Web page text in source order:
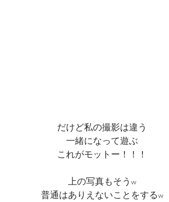
だけど私の撮影は違う
一緒になって遊ぶ
これがモットー！！！
上の写真もそうw
普通はありえないことをするw